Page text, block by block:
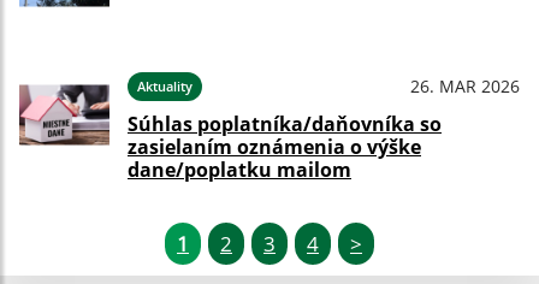
Aktuality 26. MAR 2026
Súhlas poplatníka/daňovníka so
zasielaním oznámenia o výške
dane/poplatku mailom
1 2 3 4 >